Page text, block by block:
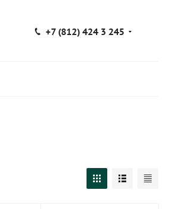
+7 (812) 424 3 245